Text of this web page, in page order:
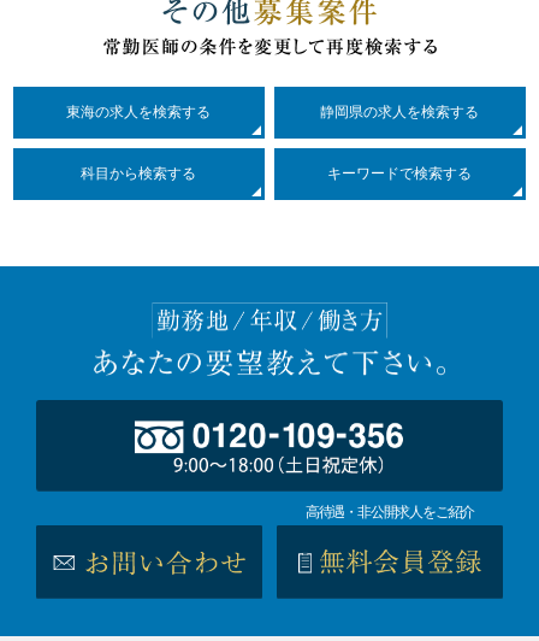
東海の求人を検索する 静岡県の求人を検索する
科目 から検索する キーワードで検索する
高待遇・非公開求人をご紹介